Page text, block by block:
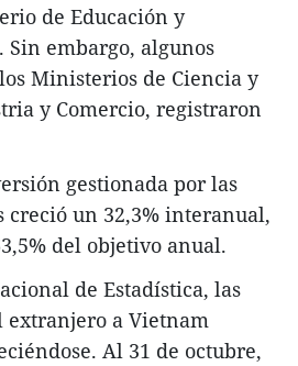
de Educación y
Sin embargo, algunos
Ministerios de Ciencia y
y Comercio, registraron
gestionada por las
creció un 32,3% interanual,
del objetivo anual.
de Estadística, las
extranjero a Vietnam
Al 31 de octubre,